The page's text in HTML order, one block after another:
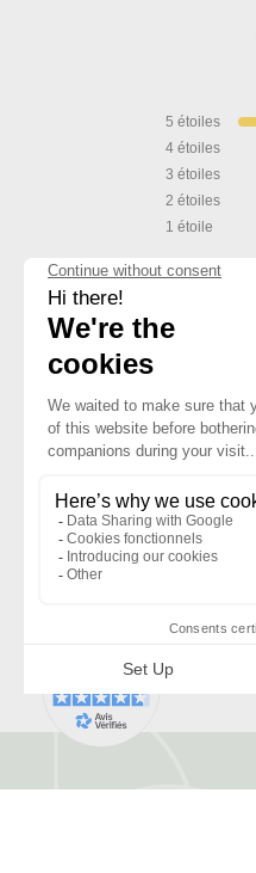
5étoiles
4étoiles
3étoiles
2étoiles
1étoile
Trier les avis